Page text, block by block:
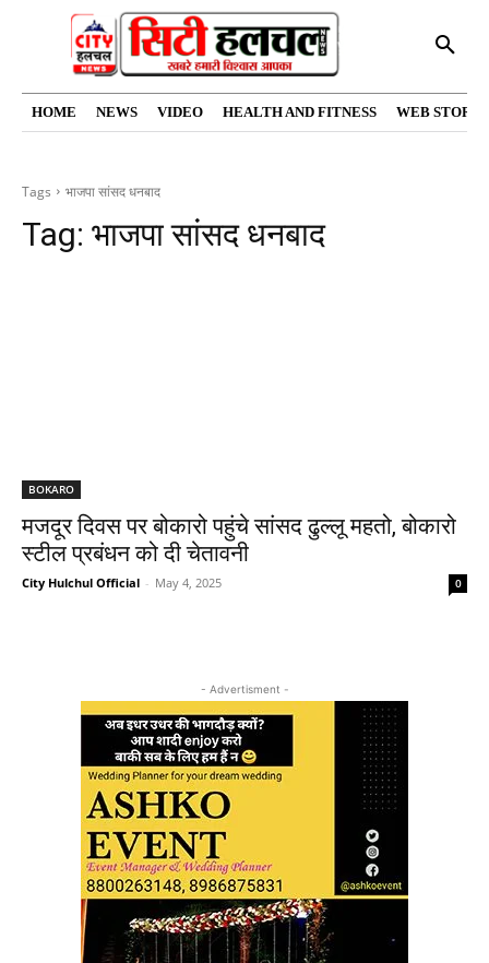
HOME NEWS VIDEO HEALTH AND FITNESS WEB
Tags भाजपा सांसद धनबाद
Tag: भाजपा सांसद धनबाद
BOKARO
मजदूर दिवस पर बोकारो पहुंचे सांसद ढुल्लू महतो, बोकारो
स्टील प्रबंधन को दी चेतावनी
City Hulchul Official - May 4, 2025 0
- Advertisment -